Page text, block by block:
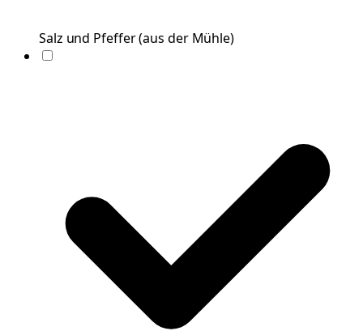
Salz und Pfeffer(aus der Mühle)